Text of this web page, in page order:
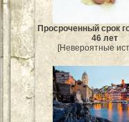
Просроченный срок
46 лет
[Невероятные